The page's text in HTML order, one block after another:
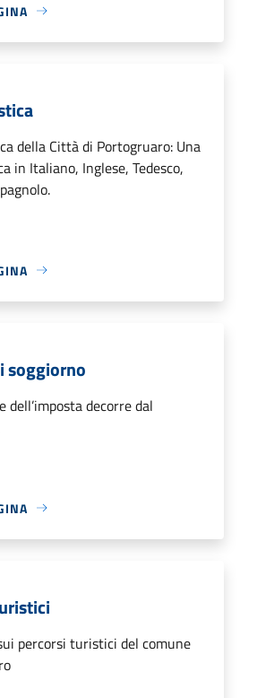
della Città di Portogruaro: Una
in Italiano, Inglese, Tedesco,
soggiorno
dell’imposta decorre dal
percorsi turistici del comune